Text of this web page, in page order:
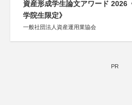
資産形成学生論文アワード 2026
学院生限定》
一般社団法人資産運用業協会
PR